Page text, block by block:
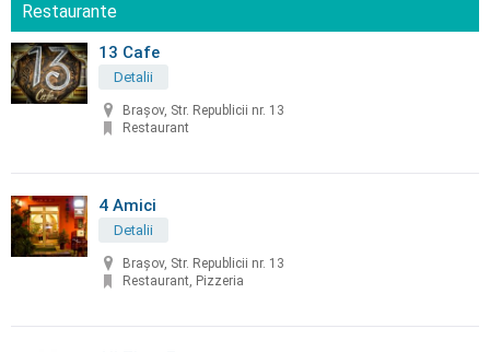
Restaurante
13 Cafe
Detalii
Brașov, Str. Republicii nr. 13
Restaurant
4 Amici
Detalii
Brașov, Str. Republicii nr. 13
Restaurant, Pizzeria